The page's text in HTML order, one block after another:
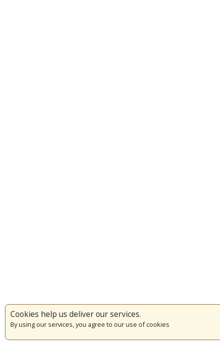
Cookies help us deliver our services.
By using our services, you agree to our use of cookies